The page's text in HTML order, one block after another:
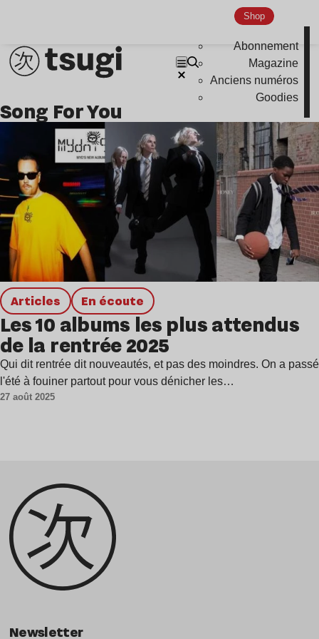
Shop
Abonnement
Magazine
Anciens numéros
Goodies
Nu Jazz
Song For You
Articles en écoute
Les 10 albums les plus attendus
de la rentrée 2025
Qui dit rentrée dit nouveautés, et pas des moindres. On a passé
l'été à fouiner partout pour vous dénicher les…
27 août 2025
Newsletter